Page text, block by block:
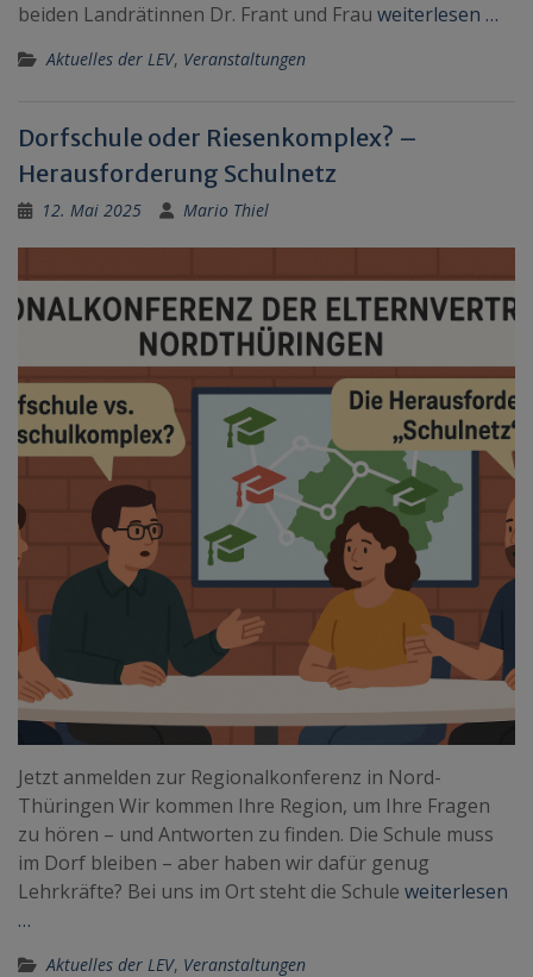
beiden Landrätinnen Dr. Frant und Frau weiterlesen …
Aktuelles der LEV, Veranstaltungen
Dorfschule oder Riesenkomplex? –
Herausforderung Schulnetz
12. Mai 2025 Mario Thiel
Jetzt anmelden zur Regionalkonferenz in Nord-
Thüringen Wir kommen Ihre Region, um Ihre Fragen
zu hören – und Antworten zu finden. Die Schule muss
im Dorf bleiben – aber haben wir dafür genug
Lehrkräfte? Bei uns im Ort steht die Schule weiterlesen
…
Aktuelles der LEV, Veranstaltungen